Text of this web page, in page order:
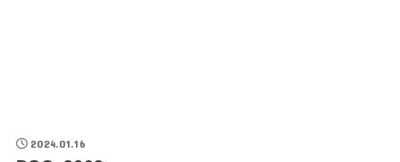
2024.01.16